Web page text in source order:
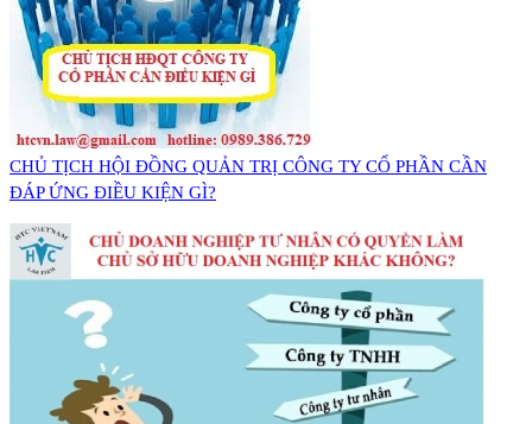
CHỦ TỊCH HỘI ĐỒNG QUẢN TRỊ CÔNG TY CỔ PHẦN CẦN
ĐÁP ỨNG ĐIỀU KIỆN GÌ?